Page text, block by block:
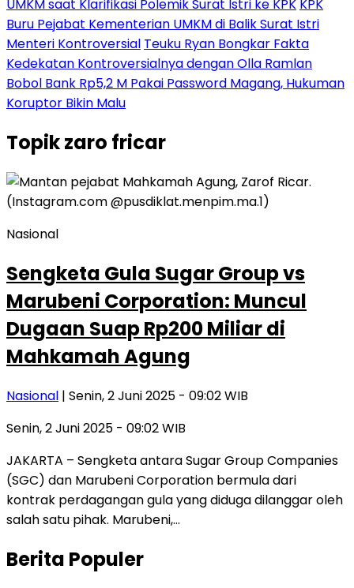
UMKM saat Klarifikasi Polemik Surat Istri ke KPK KPK
Buru Pejabat Kementerian UMKM di Balik Surat Istri
Menteri Kontroversial Teuku Ryan Bongkar Fakta
Kedekatan Kontroversialnya dengan Olla Ramlan
Bobol Bank Rp5,2 M Pakai Password Magang, Hukuman
Koruptor Bikin Malu
Topikzaro fricar
Nasional
Sengketa Gula Sugar Group vs
Marubeni Corporation: Muncul
Dugaan Suap Rp200 Miliar di
Mahkamah Agung
Nasional | Senin, 2 Juni 2025 - 09:02 WIB
Senin, 2 Juni 2025 - 09:02 WIB
JAKARTA – Sengketa antara Sugar Group Companies
(SGC) dan Marubeni Corporation bermula dari
kontrak perdagangan gula yang diduga dilanggar oleh
salah satu pihak. Marubeni,…
Berita Populer